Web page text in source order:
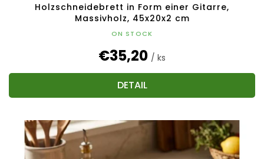
Holzschneidebrett in Form einer Gitarre,
Massivholz, 45x20x2 cm
ON STOCK
€35,20 / ks
DETAIL